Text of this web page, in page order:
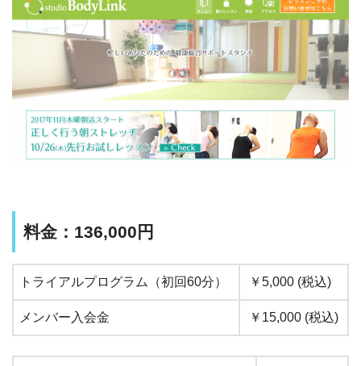
料金：136,000円
トライアルプログラム（初回60分） ￥5,000 (税込)
メンバー入会金 ￥15,000 (税込)